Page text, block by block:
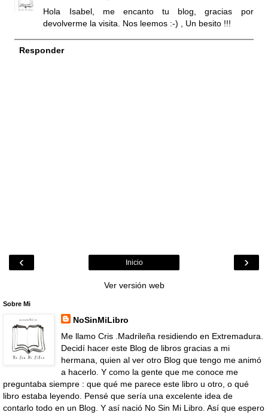
Hola Isabel, me encanto tu blog, gracias por
devolverme la visita. Nos leemos :-) , Un besito !!!
Responder
‹ ›
Inicio
Ver versión web
Sobre Mi
NoSinMiLibro
Me llamo Cris .Madrileña residiendo en Extremadura.
Decidí hacer este Blog de libros gracias a mi
hermana, quien al ver otro Blog que tengo me animó
a hacerlo. Y como la gente que me conoce me
preguntaba siempre : que qué me parece este libro u otro, o qué
libro estaba leyendo. Pensé que sería una excelente idea de
contarlo todo en un Blog. Y así nació No Sin Mi Libro. Así que espero